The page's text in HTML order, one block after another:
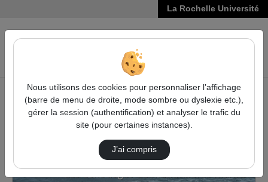
La Rochelle Université
VIDÉOS
Accueil
Vidéos
Les échouages de mammifères marins en Outre …
Nous utilisons des cookies pour personnaliser l’affichage
(barre de menu de droite, mode sombre ou dyslexie etc.),
gérer la session (authentification) et analyser le trafic du
site (pour certaines instances).
J’ai compris